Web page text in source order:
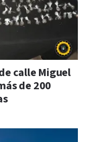
calle Miguel
de 200